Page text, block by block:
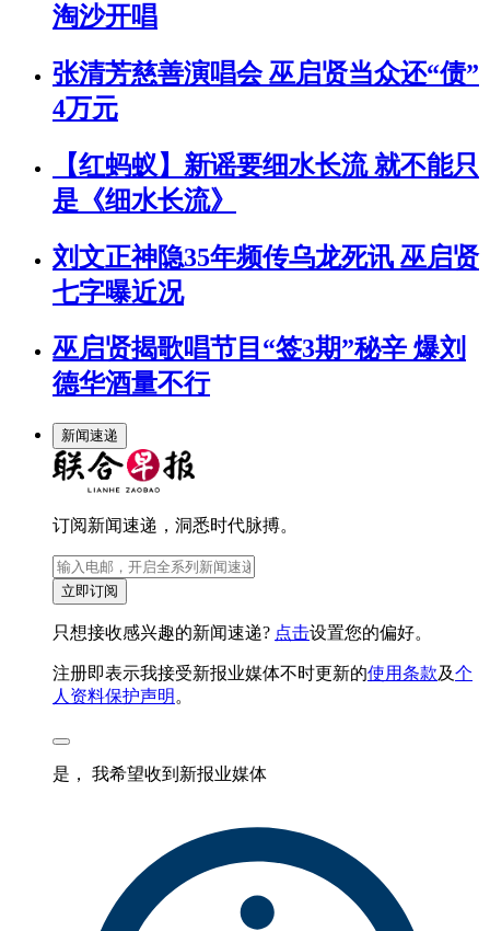
淘沙开唱
张清芳慈善演唱会 巫启贤当众还“债”
4万元
【红蚂蚁】新谣要细水长流 就不能只
是《细水长流》
刘文正神隐35年频传乌龙死讯 巫启贤
七字曝近况
巫启贤揭歌唱节目“签3期”秘辛 爆刘
德华酒量不行
新闻速递
订阅新闻速递，洞悉时代脉搏。
立即订阅
只想接收感兴趣的新闻速递? 点击设置您的偏好。
注册即表示我接受新报业媒体不时更新的使用条款及个
人资料保护声明 。
是， 我希望收到新报业媒体